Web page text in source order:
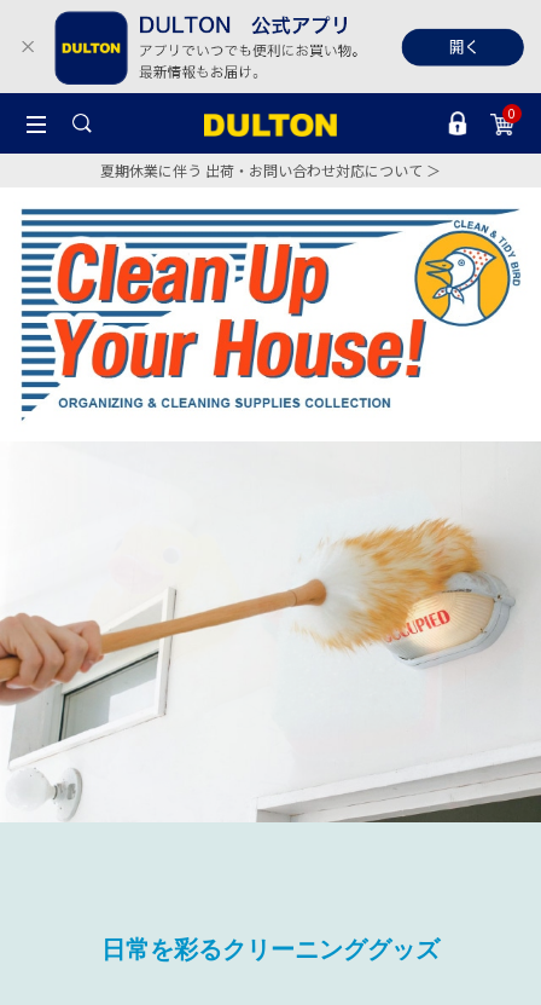
0
夏期休業に伴う 出荷・お問い合わせ対応について ＞
日常を彩るクリーニンググッズ